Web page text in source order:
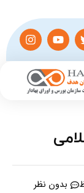
بدون نظر